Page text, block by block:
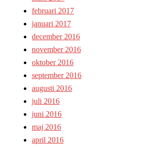
februari 2017
januari 2017
december 2016
november 2016
oktober 2016
september 2016
augusti 2016
juli 2016
juni 2016
maj 2016
april 2016